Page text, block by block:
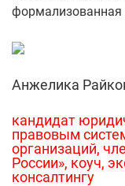
формализованная
Анжелика
кандидат
правовым
организаций,
России», коуч,
консалтингу